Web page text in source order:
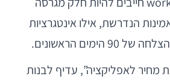
הנדרשת, אילו אינטגרציות
הראשונים.
לאפליקציה”, עדיף לבנות